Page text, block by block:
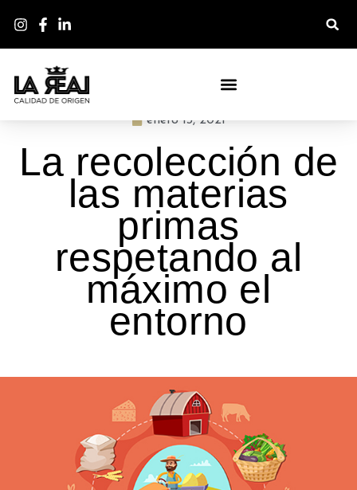
BLOG - LA DESPENSA DE LA REAL
enero 13, 2021
La recolección de
las materias
primas
respetando al
máximo el
entorno